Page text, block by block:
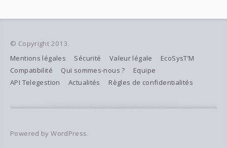
© Copyright 2013.
Mentions légales
Sécurité Valeur légale
EcoSysT’M
Compatibilité
Qui sommes-nous ?
Equipe
API Telegestion
Actualités Règles de confidentialités
Powered by WordPress.